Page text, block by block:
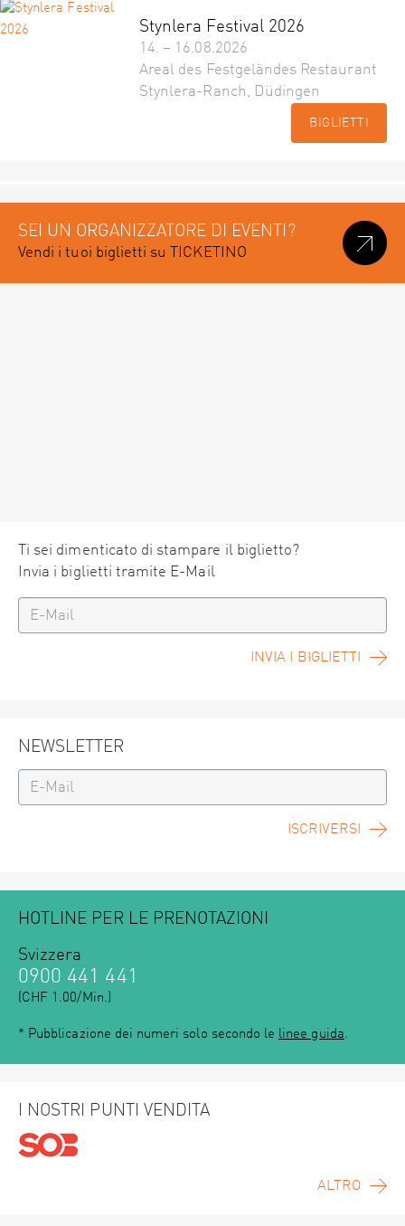
Stynlera Festival 2026
14. – 16.08.2026
Areal des Festgeländes Restaurant
Stynlera-Ranch, Düdingen
BIGLIETTI
SEI UN ORGANIZZATORE DI EVENTI?
Vendi i tuoi biglietti su TICKETINO
Ti sei dimenticato di stampare il biglietto?
Invia i biglietti tramite E-Mail
INVIA I BIGLIETTI
NEWSLETTER
ISCRIVERSI
HOTLINE PER LE PRENOTAZIONI
Svizzera
0900 441 441
(CHF 1.00/Min.)
* Pubblicazione dei numeri solo secondo le linee guida.
I NOSTRI PUNTI VENDITA
ALTRO